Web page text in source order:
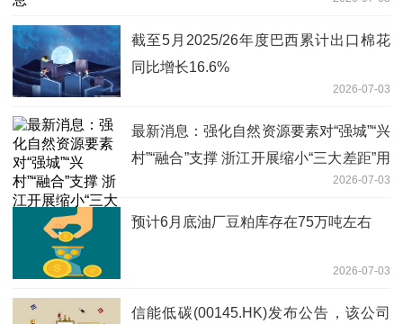
截至5月2025/26年度巴西累计出口棉花
同比增长16.6%
2026-07-03
最新消息：强化自然资源要素对“强城”“兴
村”“融合”支撑 浙江开展缩小“三大差距”用
2026-07-03
预计6月底油厂豆粕库存在75万吨左右
2026-07-03
信能低碳(00145.HK)发布公告，该公司